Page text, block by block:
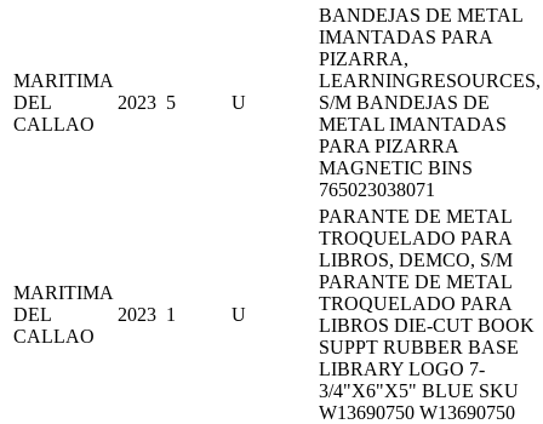
MARITIMA
DEL
CALLAO
2023 5 U
BANDEJAS DE METAL
IMANTADAS PARA
PIZARRA,
LEARNINGRESOURCES,
S/M BANDEJAS DE
METAL IMANTADAS
PARA PIZARRA
MAGNETIC BINS
765023038071
MARITIMA
DEL
CALLAO
2023 1 U
PARANTE DE METAL
TROQUELADO PARA
LIBROS, DEMCO, S/M
PARANTE DE METAL
TROQUELADO PARA
LIBROS DIE-CUT BOOK
SUPPT RUBBER BASE
LIBRARY LOGO 7-
3/4"X6"X5" BLUE SKU
W13690750 W13690750